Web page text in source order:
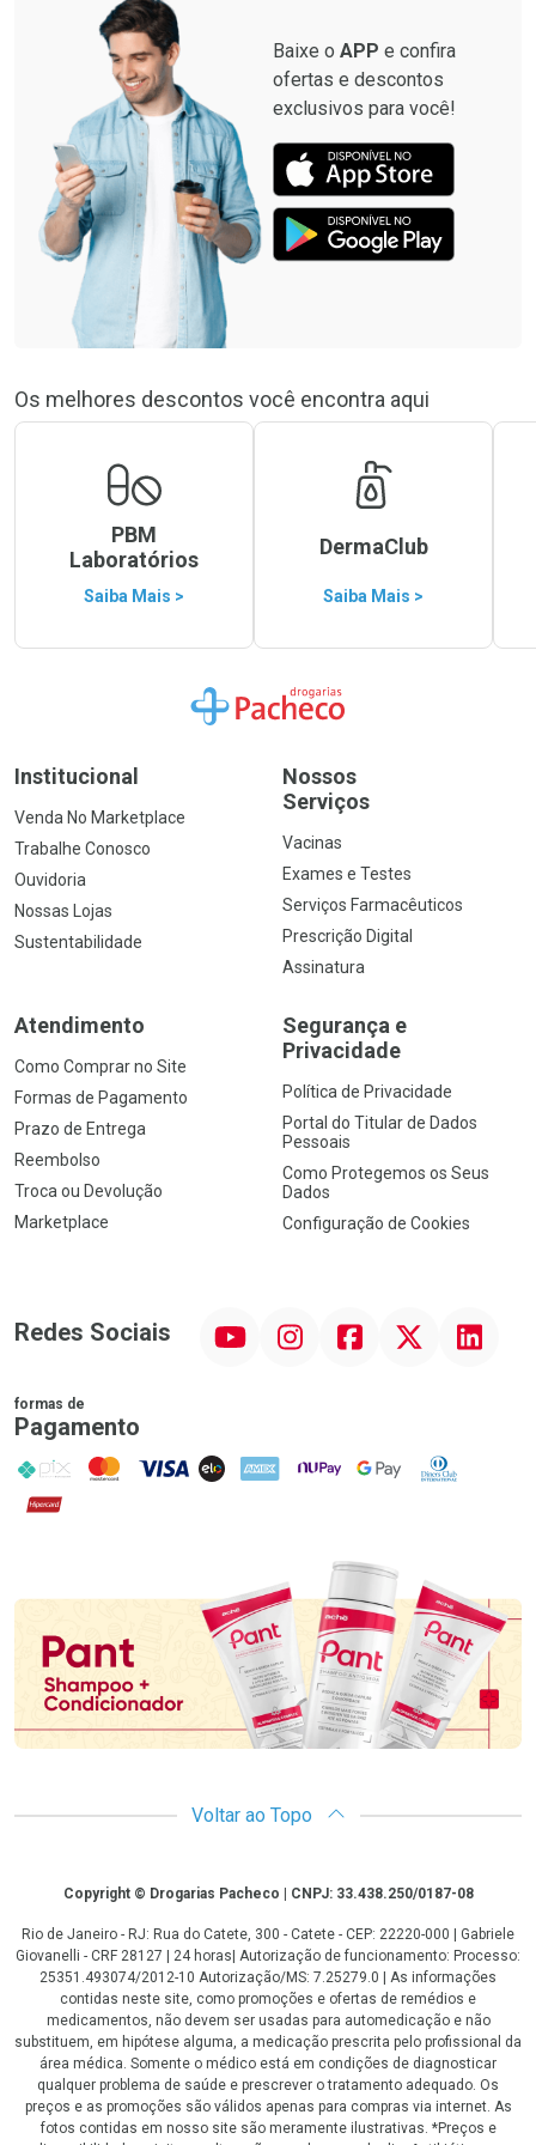
Baixe o APP e confira
ofertas e descontos
exclusivos para você!
Os melhores descontos você encontra aqui
PBM
Laboratórios
Saiba Mais >
DermaClub
Saiba Mais >
Ir para a Home
Institucional
Venda No Marketplace
Trabalhe Conosco
Ouvidoria
Nossas Lojas
Sustentabilidade
Nossos
Serviços
Vacinas
Exames e Testes
Serviços Farmacêuticos
Prescrição Digital
Assinatura
Atendimento
Como Comprar no Site
Formas de Pagamento
Prazo de Entrega
Reembolso
Troca ou Devolução
Marketplace
Segurança e
Privacidade
Política de Privacidade
Portal do Titular de Dados
Pessoais
Como Protegemos os Seus
Dados
Configuração de Cookies
Redes Sociais InstagramFacebookTwitter Linkedin
formas de
Pagamento
PIX MasterCard
VISA ELO AMEX NuPay Google PayDiners Club
Hipercard
Promoção em Destaque
Voltar ao Topo
CopyrightCopyright © Drogarias Pacheco | CNPJ: 33.438.250/0187-08
Rio de Janeiro - RJ: Rua do Catete, 300 - Catete - CEP: 22220-000 | Gabriele
Giovanelli - CRF 28127 | 24 horas| Autorização de funcionamento: Processo:
25351.493074/2012-10 Autorização/MS: 7.25279.0 | As informações
contidas neste site, como promoções e ofertas de remédios e
medicamentos, não devem ser usadas para automedicação e não
substituem, em hipótese alguma, a medicação prescrita pelo profissional da
área médica. Somente o médico está em condições de diagnosticar
qualquer problema de saúde e prescrever o tratamento adequado. Os
preços e as promoções são válidos apenas para compras via internet. As
fotos contidas em nosso site são meramente ilustrativas. *Preços e